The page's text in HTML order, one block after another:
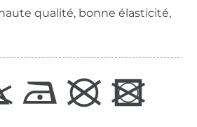
qualité, bonne élasticité,